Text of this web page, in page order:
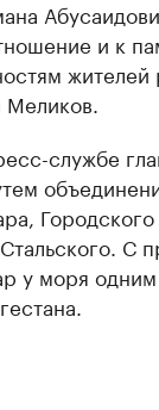
и к
жителей
службе
С
у моря